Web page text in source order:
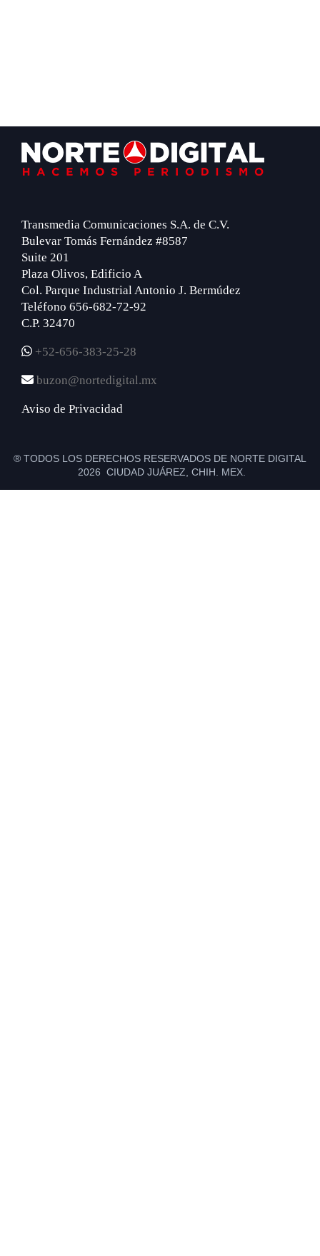
Footer
Transmedia Comunicaciones S.A. de C.V.
Bulevar Tomás Fernández #8587
Suite 201
Plaza Olivos, Edificio A
Col. Parque Industrial Antonio J. Bermúdez
Teléfono 656-682-72-92
C.P. 32470
+52-656-383-25-28
buzon@nortedigital.mx
Aviso de Privacidad
® TODOS LOS DERECHOS RESERVADOS DE NORTE DIGITAL
2026 CIUDAD JUÁREZ, CHIH. MEX.